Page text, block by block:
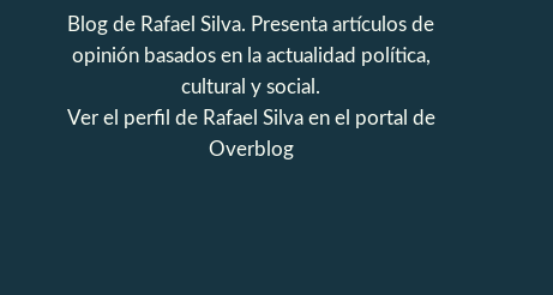
Blog de Rafael Silva. Presenta artículos de
opinión basados en la actualidad política,
cultural y social.
Ver el perfil de Rafael Silvaen el portal de
Overblog